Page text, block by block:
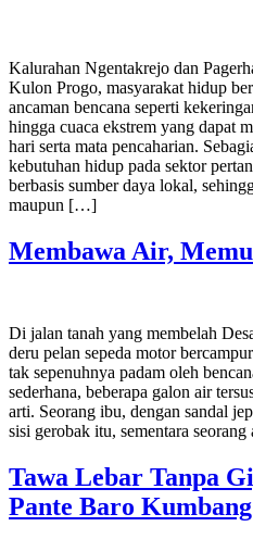
Kalurahan Ngentakrejo dan
Kulon Progo, masyarakat hidup
ancaman bencana seperti
hingga cuaca ekstrem yang dapat
hari serta mata pencaharian.
kebutuhan hidup pada sektor
berbasis sumber daya lokal,
maupun […]
Membawa Air,
Di jalan tanah yang membelah
deru pelan sepeda motor
tak sepenuhnya padam oleh
sederhana, beberapa galon air
arti. Seorang ibu, dengan sandal
sisi gerobak itu, sementara
Tawa Lebar Tanpa
Pante Baro Kumbang